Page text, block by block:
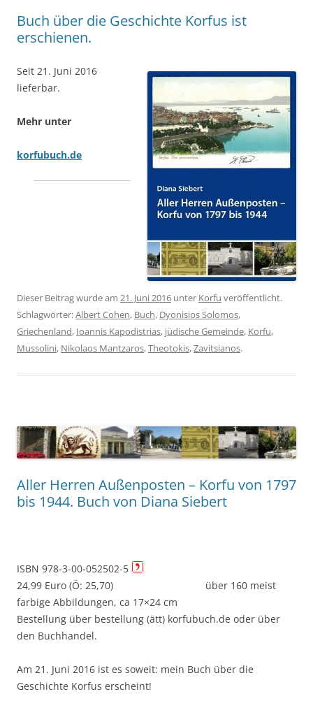
Buch über die Geschichte Korfus ist
erschienen.
Seit 21. Juni 2016
lieferbar.
Mehr unter
korfubuch.de
Dieser Beitrag wurde am 21. Juni 2016 unter Korfu veröffentlicht.
Schlagwörter:Albert Cohen, Buch, Dyonisios Solomos,
Griechenland, Ioannis Kapodistrias, jüdische Gemeinde, Korfu,
Mussolini, Nikolaos Mantzaros,Theotokis,Zavitsianos.
Aller Herren Außenposten – Korfu von 1797
bis 1944. Buch von Diana Siebert
ISBN 978-3-00-052502-5
24,99 Euro (Ö: 25,70) über 160 meist
farbige Abbildungen, ca 17×24 cm
Bestellung über bestellung (ätt) korfubuch.de oder über
den Buchhandel.
Am 21. Juni 2016 ist es soweit: mein Buch über die
Geschichte Korfus erscheint!